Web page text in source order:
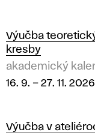
0
2
6
Výučba
kresby
akademický
16. 9. – 27. 11. 2026
Výučba v